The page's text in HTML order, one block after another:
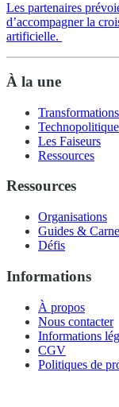
Les partenaires
d’accompagner la
artificielle.
À la une
Technopolitique
Les Faiseurs
Ressources
Ressources
Organisations
Guides &
Défis
Informations
À propos
Nous contacter
Informations
CGV
Politiques de